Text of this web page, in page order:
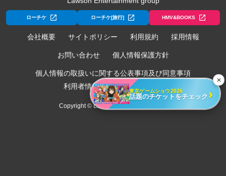
ローチケ ローチケ[旅行] HMV&BOOKS
会社概要 サイトポリシー 利用規約 採用情報
お問い合わせ 個人情報保護方針
個人情報の取扱いに関する公表事項及び同意事項
利用者情報の外部送信について
Copyright © Lawson Entertainment, Inc.
✕
東京ゲームショウ2026
話題のチケットをチェック ›